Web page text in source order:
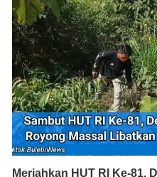
Meriahkan HUT RI Ke-81,